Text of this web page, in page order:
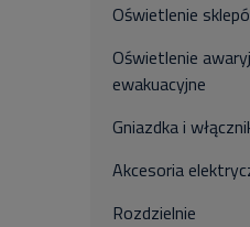
Oświetlenie
Oświetlenie
ewakuacyjne
Gniazdka i
Akcesoria
Rozdzielnie